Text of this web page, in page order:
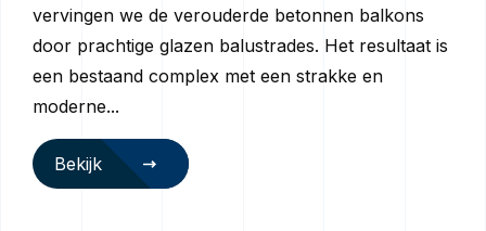
vervingen we de verouderde betonnen balkons
door prachtige glazen balustrades. Het resultaat is
een bestaand complex met een strakke en
moderne...
Bekijk